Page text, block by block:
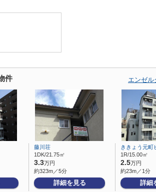
件 エンゼ
藤川荘
1DK/21.75㎡
3.3万円
約323m／5分
詳細を見る
ききょう元町
1R/15.00㎡
2.5万円
約23m／1分
詳細